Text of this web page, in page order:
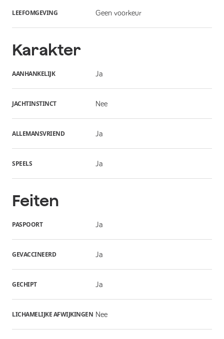
LEEFOMGEVING Geen voorkeur
Karakter
AANHANKELIJK Ja
JACHTINSTINCT Nee
ALLEMANSVRIEND Ja
SPEELS Ja
Feiten
PASPOORT Ja
GEVACCINEERD Ja
GECHIPT Ja
LICHAMELIJKE AFWIJKINGEN Nee